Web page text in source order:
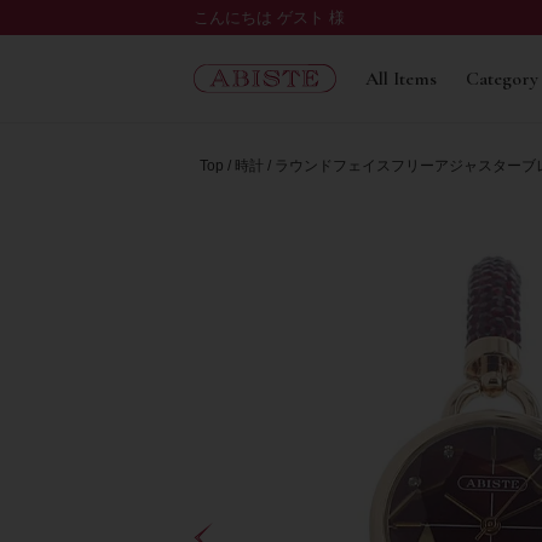
こんにちは ゲスト 様
All Items Category
Top 時計 ラウンドフェイスフリーアジャスター